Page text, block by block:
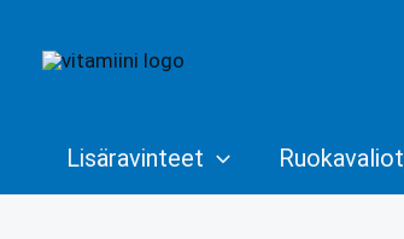
sisältöön
Lisäravinteet Ruokavaliot